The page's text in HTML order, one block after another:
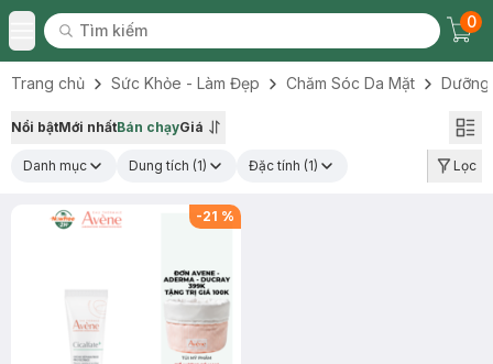
Toggle Menu
Tìm kiếm
Tìm kiếm
0
Trang chủ Sức Khỏe - Làm Đẹp Chăm Sóc Da Mặt Dưỡng
Nổi bậtMới nhấtBán chạyGiá
Danh mục Dung tích (1) Đặc tính (1) Lọc
-21 %